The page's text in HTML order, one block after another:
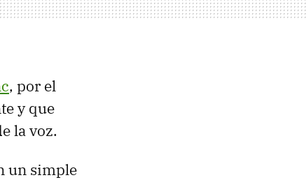
, por el
y que
la voz.
un simple